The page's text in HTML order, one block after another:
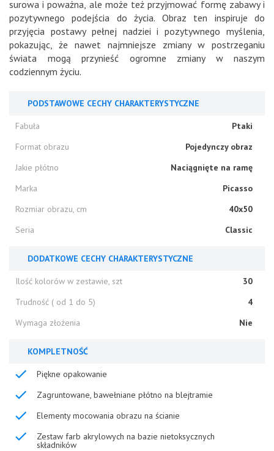
surowa i poważna, ale może też przyjmować formę zabawy i
pozytywnego podejścia do życia. Obraz ten inspiruje do
przyjęcia postawy pełnej nadziei i pozytywnego myślenia,
pokazując, że nawet najmniejsze zmiany w postrzeganiu
świata mogą przynieść ogromne zmiany w naszym
codziennym życiu.
PODSTAWOWE CECHY CHARAKTERYSTYCZNE
Fabuła
Ptaki
Format obrazu
Pojedynczy obraz
Jakie płótno
Naciągnięte na ramę
Marka
Picasso
Rozmiar obrazu, cm
40x50
Seria
Classic
DODATKOWE CECHY CHARAKTERYSTYCZNE
Ilość kolorów w zestawie, szt
30
Trudność ( od 1 do 5)
4
Wymaga złożenia
Nie
KOMPLETNOŚĆ
Piękne opakowanie
Zagruntowane, bawełniane płótno na blejtramie
Elementy mocowania obrazu na ścianie
Zestaw farb akrylowych na bazie nietoksycznych
składników